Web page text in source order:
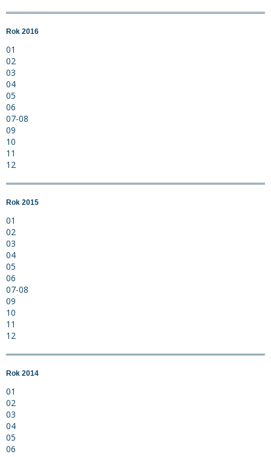
Rok 2016
01
02
03
04
05
06
07-08
09
10
11
12
Rok 2015
01
02
03
04
05
06
07-08
09
10
11
12
Rok 2014
01
02
03
04
05
06